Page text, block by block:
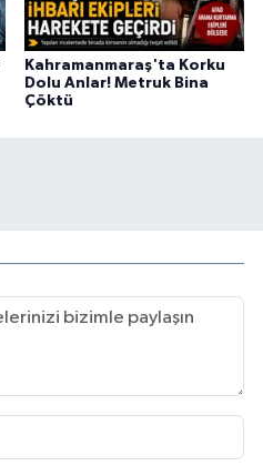
Kahramanmaraş'ta Korku
Dolu Anlar! Metruk Bina
Çöktü